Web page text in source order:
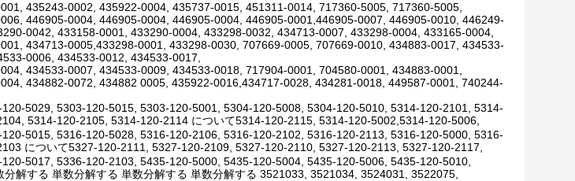
435243-0002, 435922-0004, 435737-0015, 451311-0014, 717360-5005, 717360-5005,
446905-0004, 446905-0004, 446905-0004, 446905-0001,446905-0007, 446905-0010, 446249-
0042, 433158-0001, 433290-0004, 433298-0032, 434713-0007, 433298-0004, 433165-0004,
434713-0005,433298-0001, 433298-0030, 707669-0005, 707669-0010, 434883-0017, 434533-
0006, 434533-0012, 434533-0017,
434533-0007, 434533-0009, 434533-0018, 717904-0001, 704580-0001, 434883-0001,
434882-0072, 434882 0005, 435922-0016,434717-0028, 434281-0018, 449587-0001, 740244-
5029, 5303-120-5015, 5303-120-5001, 5304-120-5008, 5304-120-5010, 5314-120-2101, 5314-
5314-120-2105, 5314-120-2114 について5314-120-2115, 5314-120-5002,5314-120-5006,
5015, 5316-120-5028, 5316-120-2106, 5316-120-2102, 5316-120-2113, 5316-120-5000, 5316-
について5327-120-2111, 5327-120-2109, 5327-120-2110, 5327-120-2113, 5327-120-2117,
5017, 5336-120-2103, 5435-120-5000, 5435-120-5004, 5435-120-5006, 5435-120-5010,
解する 単数分解する 単数分解する 単数分解する 3521033, 3521034, 3524031, 3522075,